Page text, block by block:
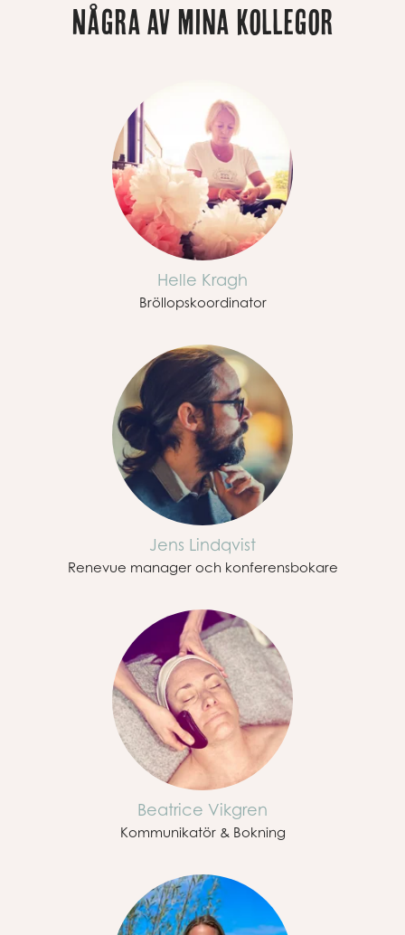
Några av mina kollegor
Helle Kragh
Bröllopskoordinator
Jens Lindqvist
Renevue manager och konferensbokare
Beatrice Vikgren
Kommunikatör & Bokning